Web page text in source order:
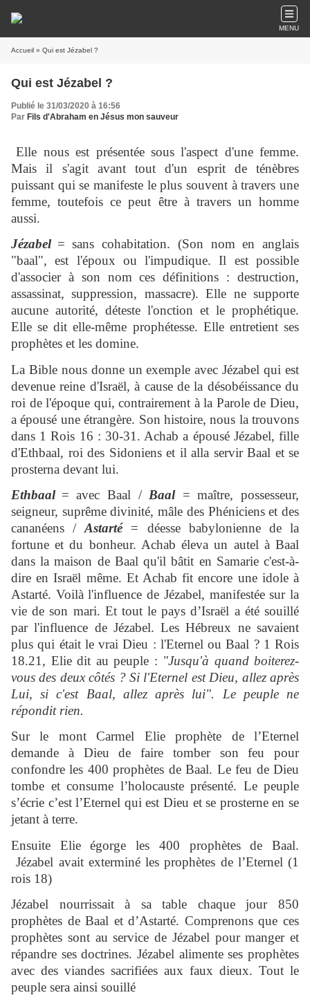
MENU
Accueil » Qui est Jézabel ?
Qui est Jézabel ?
Publié le 31/03/2020 à 16:56
Par Fils d'Abraham en Jésus mon sauveur
Elle nous est présentée sous l'aspect d'une femme.
Mais il s'agit avant tout d'un esprit de ténèbres
puissant qui se manifeste le plus souvent à travers une
femme, toutefois ce peut être à travers un homme
aussi.
Jézabel = sans cohabitation. (Son nom en anglais
"baal", est l'époux ou l'impudique. Il est possible
d'associer à son nom ces définitions : destruction,
assassinat, suppression, massacre). Elle ne supporte
aucune autorité, déteste l'onction et le prophétique.
Elle se dit elle-même prophétesse. Elle entretient ses
prophètes et les domine.
La Bible nous donne un exemple avec Jézabel qui est
devenue reine d'Israël, à cause de la désobéissance du
roi de l'époque qui, contrairement à la Parole de Dieu,
a épousé une étrangère. Son histoire, nous la trouvons
dans 1 Rois 16 : 30-31. Achab a épousé Jézabel, fille
d'Ethbaal, roi des Sidoniens et il alla servir Baal et se
prosterna devant lui.
Ethbaal = avec Baal / Baal= maître, possesseur,
seigneur, suprême divinité, mâle des Phéniciens et des
cananéens /Astarté= déesse babylonienne de la
fortune et du bonheur. Achab éleva un autel à Baal
dans la maison de Baal qu'il bâtit en Samarie c'est-à-
dire en Israël même. Et Achab fit encore une idole à
Astarté. Voilà l'influence de Jézabel, manifestée sur la
vie de son mari. Et tout le pays d’Israël a été souillé
par l'influence de Jézabel. Les Hébreux ne savaient
plus qui était le vrai Dieu : l'Eternel ou Baal ? 1 Rois
18.21, Elie dit au peuple : "Jusqu'à quand boiterez-
vous des deux côtés ? Si l'Eternel est Dieu, allez après
Lui, si c'est Baal, allez après lui". Le peuple ne
répondit rien.
Sur le mont Carmel Elie prophète de l’Eternel
demande à Dieu de faire tomber son feu pour
confondre les 400 prophètes de Baal. Le feu de Dieu
tombe et consume l’holocauste présenté. Le peuple
s’écrie c’est l’Eternel qui est Dieu et se prosterne en se
jetant à terre.
Ensuite Elie égorge les 400 prophètes de Baal.
Jézabel avait exterminé les prophètes de l’Eternel (1
rois 18)
Jézabel nourrissait à sa table chaque jour 850
prophètes de Baal et d’Astarté. Comprenons que ces
prophètes sont au service de Jézabel pour manger et
répandre ses doctrines. Jézabel alimente ses prophètes
avec des viandes sacrifiées aux faux dieux. Tout le
peuple sera ainsi souillé